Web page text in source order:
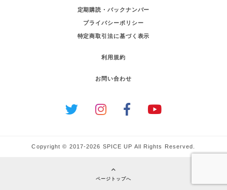
定期購読・バックナンバー
プライバシーポリシー
特定商取引法に基づく表示
利用規約
お問い合わせ
Copyright © 2017-2026 SPICE UP All Rights Reserved.
ページトップへ